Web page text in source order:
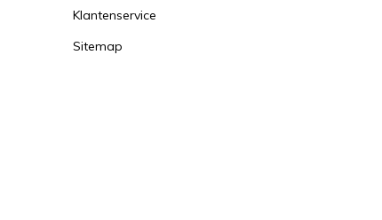
Klantenservice
Sitemap